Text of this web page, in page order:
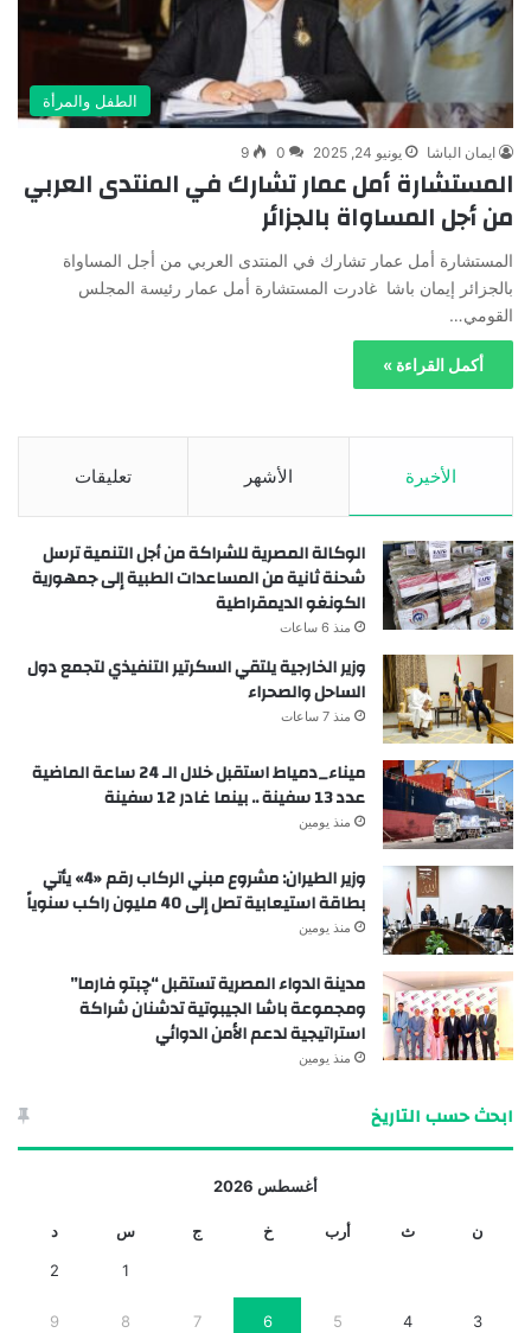
الطفل والمرأة
ايمان الباشا يونيو 24, 2025 0
9
المستشارة أمل عمار تشارك في المنتدى العربي
من أجل المساواة بالجزائر
المستشارة أمل عمار تشارك في المنتدى العربي من أجل المساواة
بالجزائر إيمان باشا غادرت المستشارة أمل عمار رئيسة المجلس
القومي…
أكمل القراءة »
الأخيرة الأشهر تعليقات
الوكالة المصرية للشراكة من أجل التنمية ترسل
شحنة ثانية من المساعدات الطبية إلى جمهورية
الكونغو الديمقراطية
منذ 6 ساعات
وزير الخارجية يلتقي السكرتير التنفيذي لتجمع دول
الساحل والصحراء
منذ 7 ساعات
ميناء_دمياط استقبل خلال الـ 24 ساعة الماضية
عدد 13 سفينة .. بينما غادر 12 سفينة
منذ يومين
وزير الطيران: مشروع مبني الركاب رقم «4» يأتي
بطاقة استيعابية تصل إلى 40 مليون راكب سنوياً
منذ يومين
مدينة الدواء المصرية تستقبل “چبتو فارما”
ومجموعة باشا الجيبوتية تدشنان شراكة
استراتيجية لدعم الأمن الدوائي
منذ يومين
ابحث حسب التاريخ
أغسطس 2026
ن ث أرب خ ج س د
1
2
3
4
5
6
7
8
9